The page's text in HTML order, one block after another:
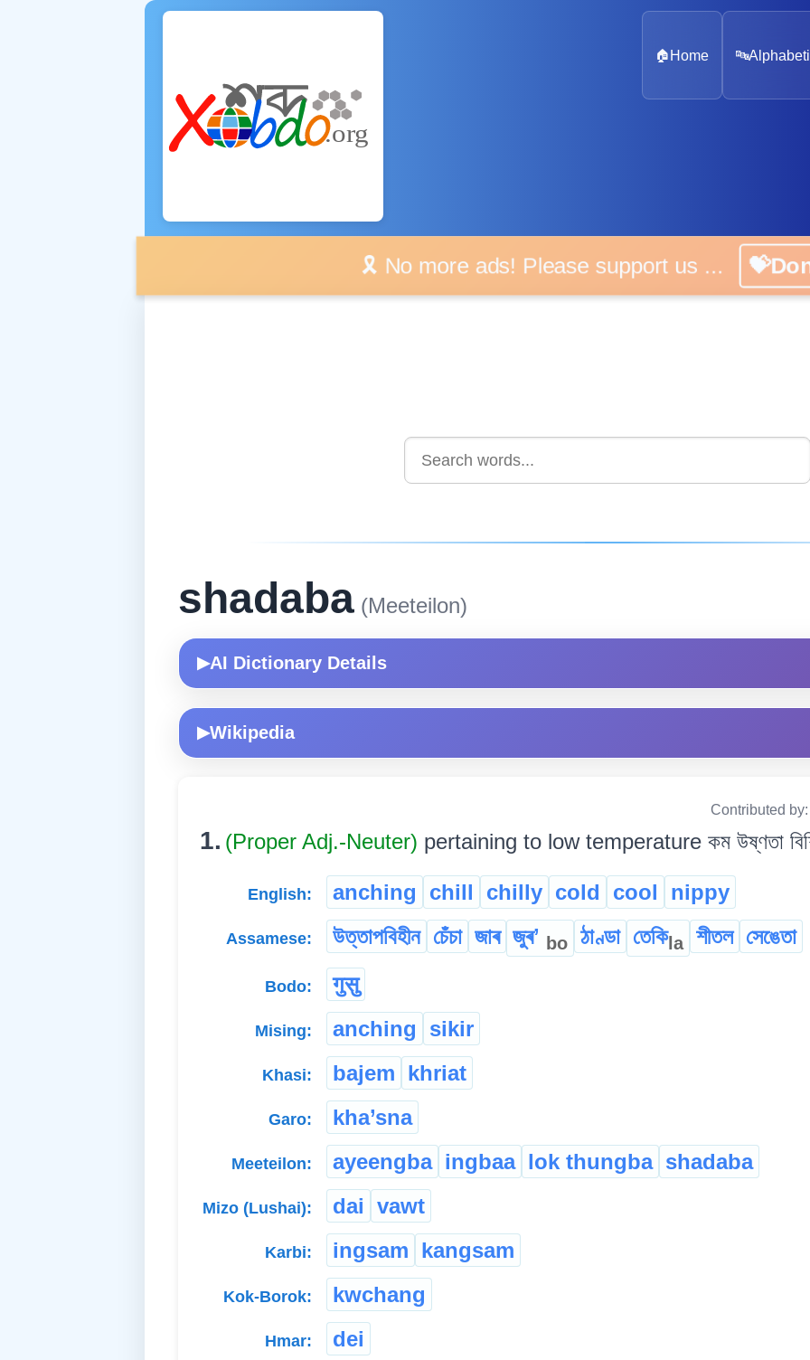
🏠 Home 🔤
🎗️ No more ads! Please support us ...
shadaba (Meeteilon)
▶AI Dictionary Details
▶Wikipedia
Contributed
1. (Proper Adj.-Neuter) pertaining to low temperature কম উষ্ণতা
English: anching chill chilly cold cool nippy
Assamese: উত্তাপবিহীন চেঁচা জাৰ জুৰʼ bo ঠাণ্ডা তেকিla শীতল সেঙেতা
Bodo: गुसु
Mising: anching sikir
Khasi: bajem khriat
Garo: kha’sna
Meeteilon: ayeengba ingbaa lok thungba shadaba
Mizo (Lushai): dai vawt
Karbi: ingsam kangsam
Kok-Borok: kwchang
Hmar: dei